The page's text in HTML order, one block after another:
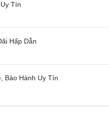
Tín
Hấp Dẫn
Bảo Hành Uy Tín